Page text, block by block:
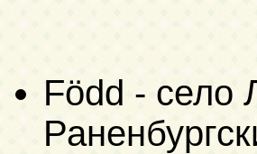
Född - село